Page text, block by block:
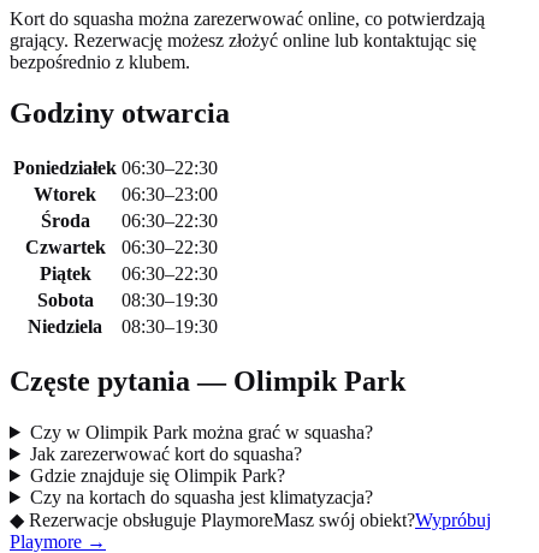
Kort do squasha można zarezerwować online, co potwierdzają
grający. Rezerwację możesz złożyć online lub kontaktując się
bezpośrednio z klubem.
Godziny otwarcia
Poniedziałek 06:30–22:30
Wtorek
06:30–23:00
Środa
06:30–22:30
Czwartek
06:30–22:30
Piątek
06:30–22:30
Sobota
08:30–19:30
Niedziela
08:30–19:30
Częste pytania — Olimpik Park
Czy w Olimpik Park można grać w squasha?
Jak zarezerwować kort do squasha?
Gdzie znajduje się Olimpik Park?
Czy na kortach do squasha jest klimatyzacja?
◆ Rezerwacje obsługuje PlaymoreMasz swój obiekt?Wypróbuj
Playmore →